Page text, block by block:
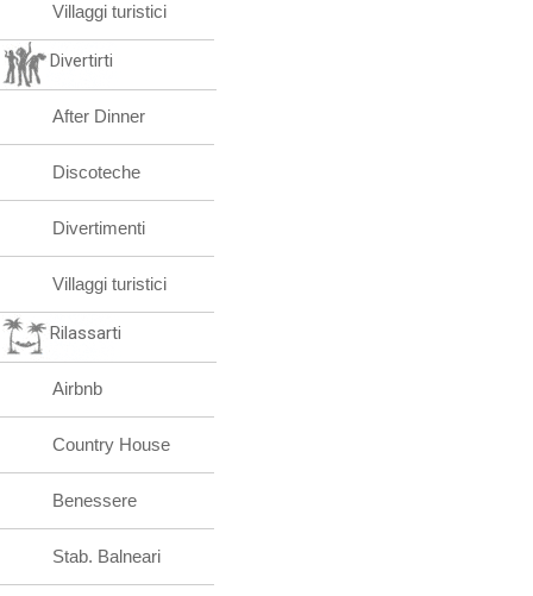
Villaggi turistici
Divertirti
After Dinner
Discoteche
Divertimenti
Villaggi turistici
Rilassarti
Airbnb
Country House
Benessere
Stab. Balneari